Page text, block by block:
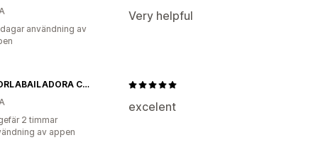
Very helpful
användning av
excelent
FLORLABAILADORA CUSTOMS
2 timmar
av appen